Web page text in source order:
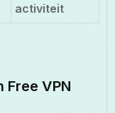
activiteit
Free VPN